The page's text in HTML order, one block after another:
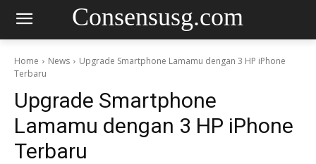
Consensusg.com
Home News
Upgrade Smartphone Lamamu dengan 3 HP iPhone
Terbaru
Upgrade Smartphone
Lamamu dengan 3 HP iPhone
Terbaru